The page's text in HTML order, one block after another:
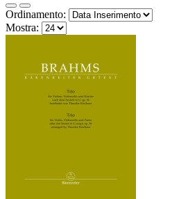
Ordinamento:
Mostra: